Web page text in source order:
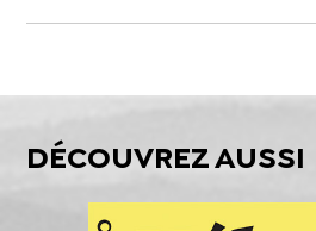
DÉCOUVREZ AUSSI